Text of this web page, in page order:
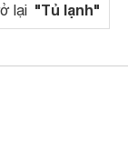
lại "Tủ lạnh"